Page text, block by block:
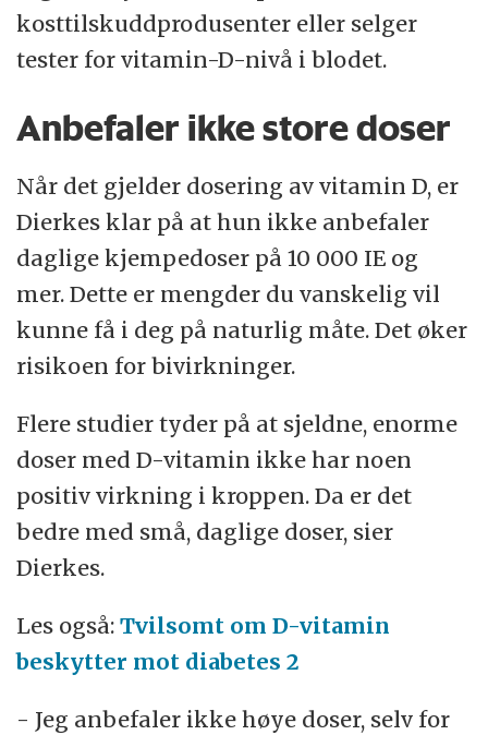
kosttilskuddprodusenter eller selger
tester for vitamin-D-nivå i blodet.
Anbefaler ikke store doser
Når det gjelder dosering av vitamin D, er
Dierkes klar på at hun ikke anbefaler
daglige kjempedoser på 10 000 IE og
mer. Dette er mengder du vanskelig vil
kunne få i deg på naturlig måte. Det øker
risikoen for bivirkninger.
Flere studier tyder på at sjeldne, enorme
doser med D-vitamin ikke har noen
positiv virkning i kroppen. Da er det
bedre med små, daglige doser, sier
Dierkes.
Les også:Tvilsomt om D-vitamin
beskytter mot diabetes 2
- Jeg anbefaler ikke høye doser, selv for